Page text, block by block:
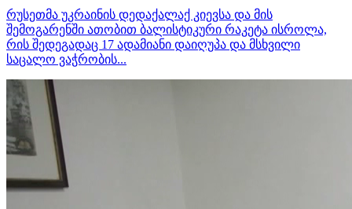
რუსეთმა უკრაინის დედაქალაქ კიევსა და მის
შემოგარენში ათობით ბალისტიკური რაკეტა ისროლა,
რის შედეგადაც 17 ადამიანი დაიღუპა და მსხვილი
საცალო ვაჭრობის...